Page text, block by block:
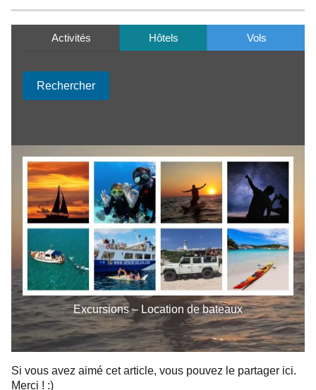
Activités Hôtels Vols
Rechercher
Excursions – Location de bateaux
Si vous avez aimé cet article, vous pouvez le partager ici.
Merci ! :)